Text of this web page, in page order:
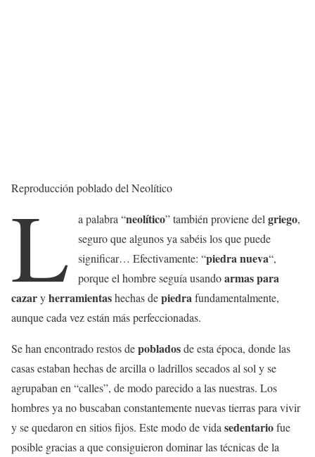
Reproducción poblado del Neolítico
L a palabra “neolítico” también proviene delgriego,
seguro que algunos ya sabéis los que puede
significar… Efectivamente: “piedra nueva“,
porque el hombre seguía usandoarmas para
cazaryherramientashechas depiedra fundamentalmente,
aunque cada vez están más perfeccionadas.
Se han encontrado restos depobladosde esta época, donde las
casas estaban hechas de arcilla o ladrillos secados al sol y se
agrupaban en “calles”, de modo parecido a las nuestras. Los
hombres ya no buscaban constantemente nuevas tierras para vivir
y se quedaron en sitios fijos. Este modo de vida sedentariofue
posible gracias a que consiguieron dominar las técnicas de la